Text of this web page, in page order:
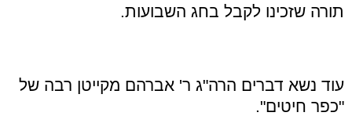
תורה שזכינו לקבל בחג השבועות.
עוד נשא דברים הרה"ג ר' אברהם מקייטן רבה של
"כפר חיטים".